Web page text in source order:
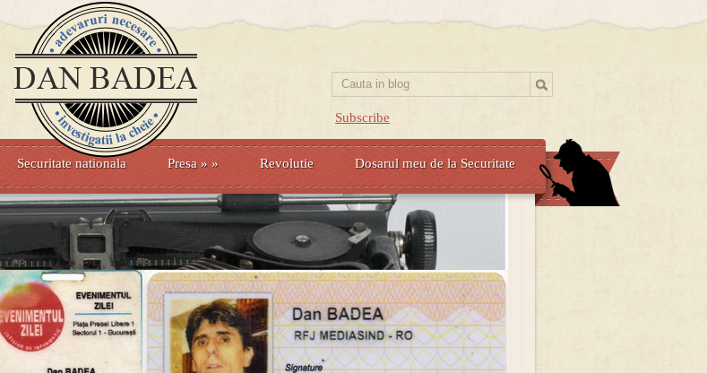
Subscribe
Securitate nationala Presa » » Revolutie Dosarul meu de la Securitate